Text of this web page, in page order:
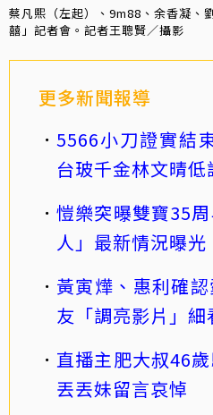
蔡凡熙（左起）、9m88、余香凝、
囍」記者會。記者王聰賢／攝影
更多新聞報導
5566小刀證實結
台玻千金林文晴低
愷樂突曝雙寶35
人」最新情況曝光
黃寅燁、惠利確
友「調亮影片」細
直播主肥大叔46
丟丟妹留言哀悼